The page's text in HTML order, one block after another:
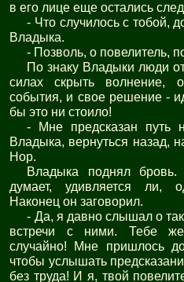
в его лице еще остались
- Что случилось с тобой,
Владыка.
- Позволь, о повелитель,
По знаку Владыки люди
силах скрыть волнение,
события, и свое решение -
бы это ни стоило!
- Мне предсказан путь
Владыка, вернуться назад,
Нор.
Владыка поднял
думает, удивляется ли,
Наконец он заговорил.
- Да, я давно слышал о
встречи с ними. Тебе же
случайно! Мне пришлось
чтобы услышать
без труда! И я, твой